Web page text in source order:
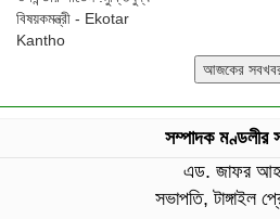
সম্পাদক মণ্ডলীর
এড. জাফর
সভাপতি, টাঙ্গাইল